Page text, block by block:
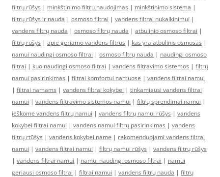
filtrų rūšys | minkštinimo filtrų naudojimas | minkštinimo sistema |
filtrų rūšys ir nauda | osmoso filtrai | vandens filtrai nukalkinimui |
vandens filtrų nauda | osmoso filtrų nauda | atbulinio osmoso filtrai |
filtrų rūšys | apie geriamo vandens filtrus | kas yra atbulinis osmosas |
namui naudingi osmoso filtrai | osmoso filtrų nauda | naudingi osmoso
filtrai | kuo naudingi osmoso filtrai | vandens filtravimo sistemos | filtrų
namui pasirinkimas | filtrai komfortui namuose | vandens filtrai namui
| filtrai namams | vandens filtrai kokybei | tinkamiausi vandens filtrai
namui | vandens filtravimo sistemos namui | filtrų sprendimai namui |
ieškome vandens filtrų namui | vandens filtrų namui rūšys | vandens
kokybei filtrai namui | vandens namui filtrų pasirinkimas | vandens
filtrų rtūšys | vandens kokybei name | rekomenduojami vandens filtrai
namui | vandens filtrai namui | filtrų namui rūšys | vandens filtrų rūšys
| vandens filtrai namui | namui naudingi osmoso filtrai | namui
geriausi osmoso filtrai | filtrai namui | vandens filtrų nauda | filtrų